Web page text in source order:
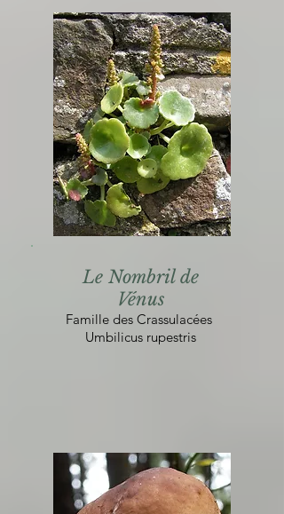
Le Nombril de
Vénus
Famille des Crassulacées
Umbilicus rupestris